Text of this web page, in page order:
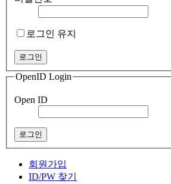
로그인 유지
OpenID Login
Open ID
회원가입
ID/PW 찾기